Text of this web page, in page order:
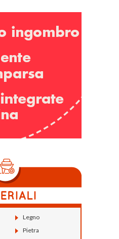
Legno
Pietra